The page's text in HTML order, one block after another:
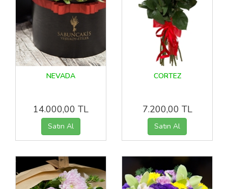
NEVADA
14.000,00 TL
CORTEZ
7.200,00 TL